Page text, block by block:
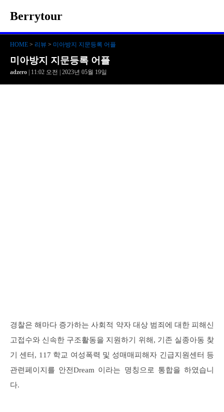
Berrytour
HOME > 리뷰 > 미아방지 지문등록 어플
미아방지 지문등록 어플
adzero | 11:02 오전 | 2023년 05월 19일
경찰은 해마다 증가하는 사회적 약자 대상 범죄에 대한 피해신
고접수와 신속한 구조활동을 지원하기 위해, 기존 실종아동 찾
기 센터, 117 학교 여성폭력 및 성매매피해자 긴급지원센터 등
관련페이지를 안전Dream 이라는 명칭으로 통합을 하였습니
다.